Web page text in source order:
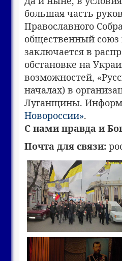
большая часть
Православного
общественный союз
заключается в
обстановке на
возможностей,
началах) в
Луганщины.
Новороссии».
С нами правда и
Почта для связи: